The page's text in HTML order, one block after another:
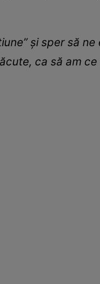
și sper să
ca să am